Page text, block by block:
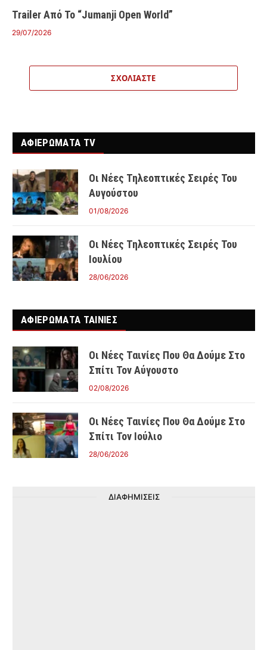
Trailer Από Το “Jumanji Open World”
29/07/2026
ΣΧΟΛΙΆΣΤΕ
ΑΦΙΕΡΩΜΑΤΑ TV
Οι Νέες Τηλεοπτικές Σειρές Του
Αυγούστου
01/08/2026
Οι Νέες Τηλεοπτικές Σειρές Του
Ιουλίου
28/06/2026
ΑΦΙΕΡΩΜΑΤΑ ΤΑΙΝΊΕΣ
Οι Νέες Ταινίες Που Θα Δούμε Στο
Σπίτι Τον Αύγουστο
02/08/2026
Οι Νέες Ταινίες Που Θα Δούμε Στο
Σπίτι Τον Ιούλιο
28/06/2026
ΔΙΑΦΗΜΙΣΕΙΣ